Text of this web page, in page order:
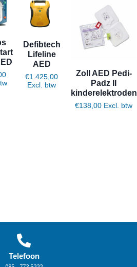
Defibtech
Lifeline
AED
€1.425,00
Excl. btw
Zoll AED Pedi-
Padz II
kinderelektroden
€138,00 Excl. btw
Telefoon